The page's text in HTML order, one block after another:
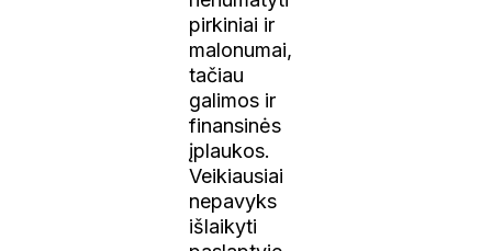
pirkiniai ir
malonumai,
tačiau
galimos ir
finansinės
įplaukos.
Veikiausiai
nepavyks
išlaikyti